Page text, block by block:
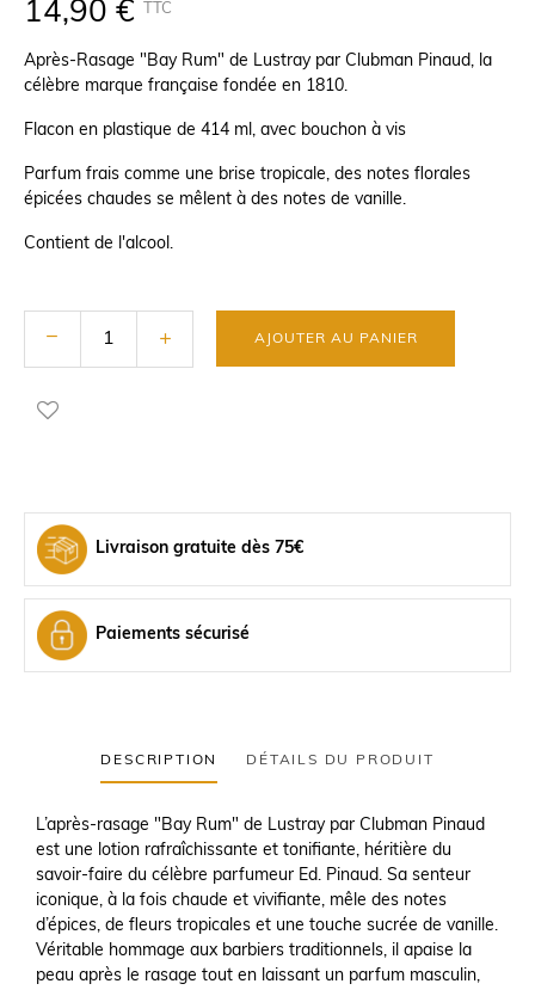
14,90 € TTC
Après-Rasage "Bay Rum" de Lustray par Clubman Pinaud, la
célèbre marque française fondée en 1810.
Flacon en plastique de 414 ml, avec bouchon à vis
Parfum frais comme une brise tropicale, des notes florales
épicées chaudes se mêlent à des notes de vanille.
Contient de l'alcool.
AJOUTER AU PANIER
Livraison gratuite dès 75€
Paiements sécurisé
DESCRIPTION DÉTAILS DU PRODUIT
L’après-rasage "Bay Rum" de Lustray par Clubman Pinaud
est une lotion rafraîchissante et tonifiante, héritière du
savoir-faire du célèbre parfumeur Ed. Pinaud. Sa senteur
iconique, à la fois chaude et vivifiante, mêle des notes
d’épices, de fleurs tropicales et une touche sucrée de vanille.
Véritable hommage aux barbiers traditionnels, il apaise la
peau après le rasage tout en laissant un parfum masculin,